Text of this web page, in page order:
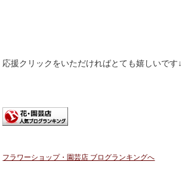
応援クリックをいただければとても嬉しいです↓
フラワーショップ・園芸店 ブログランキングへ